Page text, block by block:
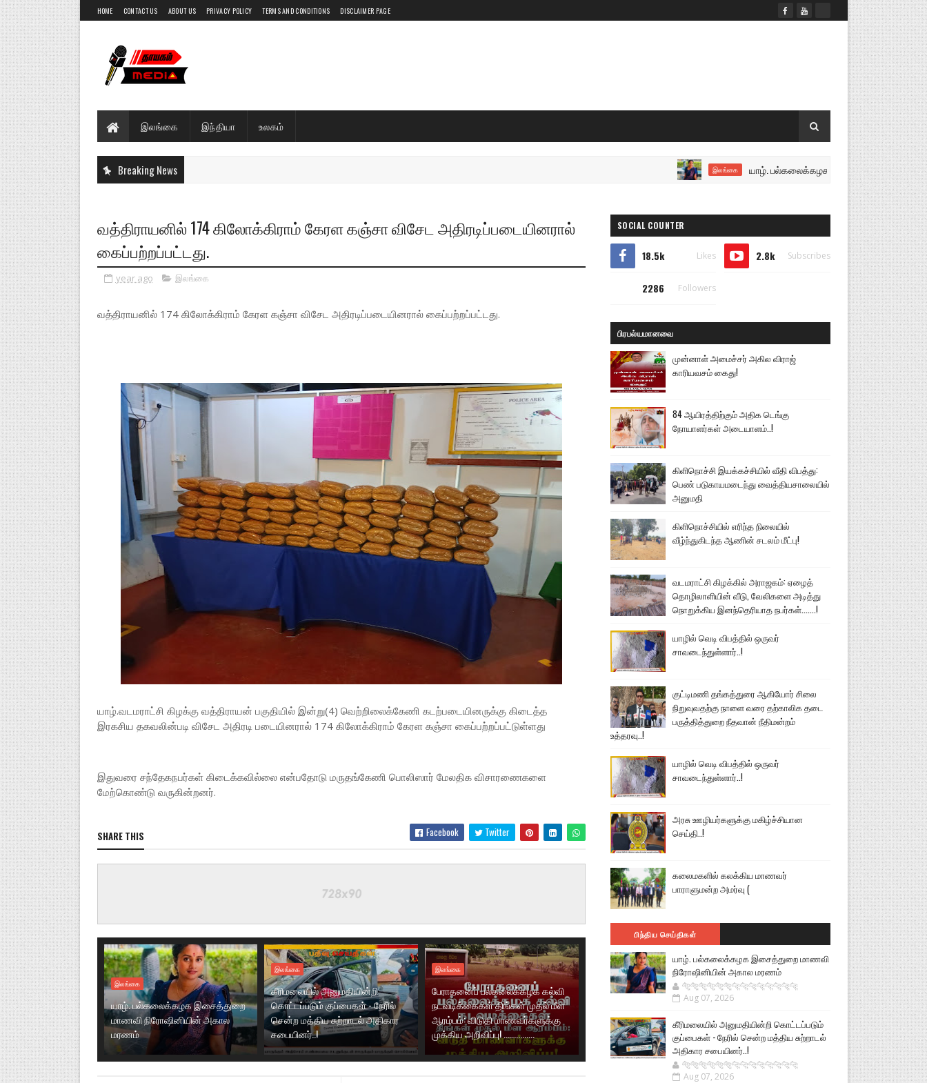
HOME CONTACT US ABOUT US PRIVACY POLICY TERMS AND CONDITIONS DISCLAIMER PAGE
இலங்கை இந்தியா உலகம்
Breaking News இலங்கை யாழ். பல்கலைக்கழக இசைத்துறை மாணவி
வத்திராயனில் 174 கிலோக்கிராம் கேரள கஞ்சா விசேட அதிரடிப்படையினரால்
கைப்பற்றப்பட்டது.
year ago இலங்கை
வத்திராயனில் 174 கிலோக்கிராம் கேரள கஞ்சா விசேட அதிரடிப்படையினரால் கைப்பற்றப்பட்டது.
யாழ்.வடமராட்சி கிழக்கு வத்திராயன் பகுதியில் இன்று(4) வெற்றிலைக்கேணி கடற்படையினருக்கு கிடைத்த
இரகசிய தகவலின்படி விசேட அதிரடி படையினரால் 174 கிலோக்கிராம் கேரள கஞ்சா கைப்பற்றப்பட்டுள்ளது
இதுவரை சந்தேகநபர்கள் கிடைக்கவில்லை என்பதோடு மருதங்கேணி பொலிஸார் மேலதிக விசாரணைகளை
மேற்கொண்டு வருகின்றனர்.
SHARE THIS Facebook Twitter
இலங்கை
யாழ். பல்கலைக்கழக இசைத்துறை
மாணவி நிரோஷினியின் அகால
மரணம்
இலங்கை
கீரிமலையில் அனுமதியின்றி
கொட்டப்படும் குப்பைகள் - நேரில்
சென்ற மத்திய சுற்றாடல் அதிகார
சபையினர்..!
இலங்கை
பேராதனைப் பல்கலைக்கழக கல்வி
நடவடிக்கைகள் திங்கள் முதல் மீள
ஆரம்பம்: விடுதி மாணவர்களுக்கு
முக்கிய அறிவிப்பு! ...............
SOCIAL COUNTER
18.5k Likes 2.8k Subscribes
2286 Followers
பிரபல்யமானவை
முன்னாள் அமைச்சர் அகில விராஜ்
காரியவசம் கைது!
84 ஆயிரத்திற்கும் அதிக டெங்கு
நோயாளர்கள் அடையாளம்..!
கிளிநொச்சி இயக்கச்சியில் வீதி விபத்து:
பெண் படுகாயமடைந்து வைத்தியசாலையில்
அனுமதி
கிளிநொச்சியில் எரிந்த நிலையில்
வீழ்ந்துகிடந்த ஆணின் சடலம் மீட்பு!
வடமராட்சி கிழக்கில் அராஜகம்: ஏழைத்
தொழிலாளியின் வீடு, வேலிகளை அடித்து
நொறுக்கிய இனந்தெரியாத நபர்கள்.......!
யாழில் வெடி விபத்தில் ஒருவர்
சாவடைந்துள்ளார்..!
குட்டிமணி தங்கத்துரை ஆகியோர் சிலை
நிறுவுவதற்கு நாளை வரை தற்காலிக தடை
பருத்தித்துறை நீதவான் நீதிமன்றம்
உத்தரவு..!
யாழில் வெடி விபத்தில் ஒருவர்
சாவடைந்துள்ளார்..!
அரசு ஊழியர்களுக்கு மகிழ்ச்சியான
செய்தி..!
கலைமகளில் கலக்கிய மாணவர்
பாராளுமன்ற அமர்வு (
பிந்திய செய்திகள்
யாழ். பல்கலைக்கழக இசைத்துறை மாணவி
நிரோஷினியின் அகால மரணம்
🐅🐅🐅🐅🐅🐅🐆🐆🐆🐆🐆🐆🐆🐆
Aug 07, 2026
கீரிமலையில் அனுமதியின்றி கொட்டப்படும்
குப்பைகள் - நேரில் சென்ற மத்திய சுற்றாடல்
அதிகார சபையினர்..!
🐅🐅🐅🐅🐅🐅🐆🐆🐆🐆🐆🐆🐆🐆
Aug 07, 2026